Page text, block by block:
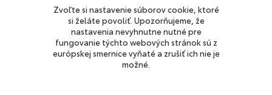
Zvoľte si nastavenie súborov cookie, ktoré
si želáte povoliť. Upozorňujeme, že
nastavenia nevyhnutne nutné pre
fungovanie týchto webových stránok sú z
európskej smernice vyňaté a zrušiť ich nie je
možné.